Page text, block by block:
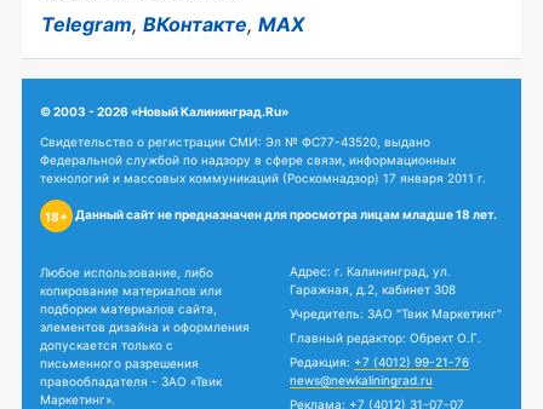
Telegram, ВКонтакте, MAX
© 2003 - 2026 «Новый Калининград.Ru»
Свидетельство о регистрации СМИ: Эл № ФС77-43520, выдано
Федеральной службой по надзору в сфере связи, информационных
технологий и массовых коммуникаций (Роскомнадзор) 17 января 2011 г.
18+ Данный сайт не предназначен для просмотра лицам младше 18 лет.
Любое использование, либо
копирование материалов или
подборки материалов сайта,
элементов дизайна и оформления
допускается только с
письменного разрешения
правообладателя - ЗАО «Твик
Маркетинг».
Адрес: г. Калининград, ул.
Гаражная, д.2, кабинет 308
Учредитель: ЗАО "Твик Маркетинг"
Главный редактор: Обрехт О.Г.
Редакция: +7 (4012) 99-21-76
news@newkaliningrad.ru
Реклама: +7 (4012) 31-07-07